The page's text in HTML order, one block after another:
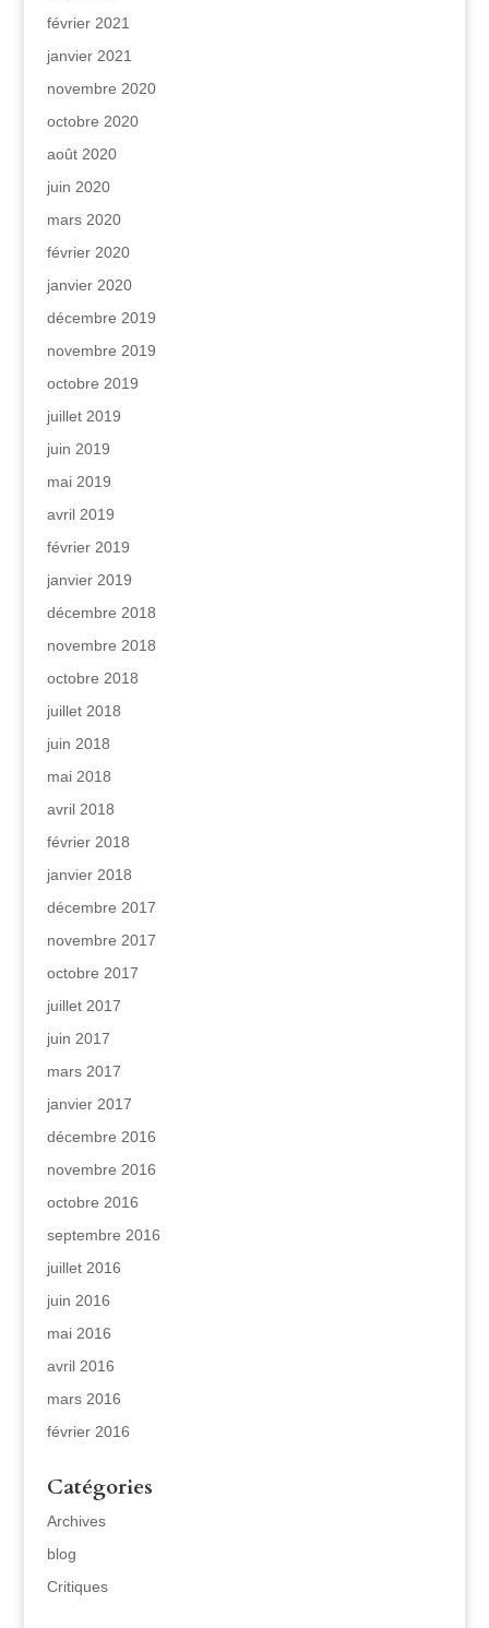
février 2021
janvier 2021
novembre 2020
octobre 2020
août 2020
juin 2020
mars 2020
février 2020
janvier 2020
décembre 2019
novembre 2019
octobre 2019
juillet 2019
juin 2019
mai 2019
avril 2019
février 2019
janvier 2019
décembre 2018
novembre 2018
octobre 2018
juillet 2018
juin 2018
mai 2018
avril 2018
février 2018
janvier 2018
décembre 2017
novembre 2017
octobre 2017
juillet 2017
juin 2017
mars 2017
janvier 2017
décembre 2016
novembre 2016
octobre 2016
septembre 2016
juillet 2016
juin 2016
mai 2016
avril 2016
mars 2016
février 2016
Catégories
Archives
blog
Critiques